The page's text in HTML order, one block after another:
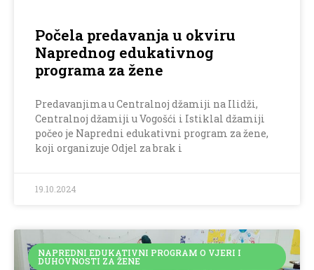
Počela predavanja u okviru
Naprednog edukativnog
programa za žene
Predavanjima u Centralnoj džamiji na Ilidži,
Centralnoj džamiji u Vogošći i Istiklal džamiji
počeo je Napredni edukativni program za žene,
koji organizuje Odjel za brak i
19.10.2024
NAPREDNI EDUKATIVNI PROGRAM O VJERI I
DUHOVNOSTI ZA ŽENE